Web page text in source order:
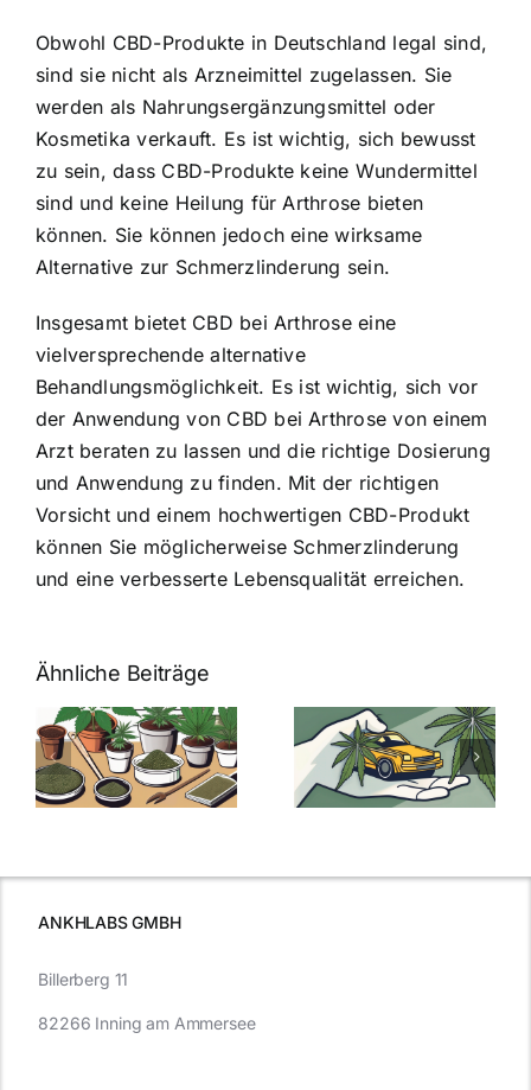
Obwohl CBD-Produkte in Deutschland legal sind,
sind sie nicht als Arzneimittel zugelassen. Sie
werden als Nahrungsergänzungsmittel oder
Kosmetika verkauft. Es ist wichtig, sich bewusst
zu sein, dass CBD-Produkte keine Wundermittel
sind und keine Heilung für Arthrose bieten
können. Sie können jedoch eine wirksame
Alternative zur Schmerzlinderung sein.
Insgesamt bietet CBD bei Arthrose eine
vielversprechende alternative
Behandlungsmöglichkeit. Es ist wichtig, sich vor
der Anwendung von CBD bei Arthrose von einem
Arzt beraten zu lassen und die richtige Dosierung
und Anwendung zu finden. Mit der richtigen
Vorsicht und einem hochwertigen CBD-Produkt
können Sie möglicherweise Schmerzlinderung
und eine verbesserte Lebensqualität erreichen.
Ähnliche Beiträge
Neue THC-
Grenzwert-
Regelung:
Was Sie über
Cannabis und
müssen
Cannabis
Samen
kaufen: Alles
was Sie
ANKHLABS GMBH
Billerberg 11
82266 Inning am Ammersee